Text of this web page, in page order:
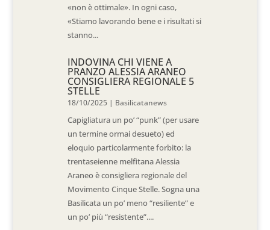
«non è ottimale». In ogni caso,
«Stiamo lavorando bene e i risultati si
stanno...
INDOVINA CHI VIENE A
PRANZO ALESSIA ARANEO
CONSIGLIERA REGIONALE 5
STELLE
18/10/2025 | Basilicatanews
Capigliatura un po’ “punk” (per usare
un termine ormai desueto) ed
eloquio particolarmente forbito: la
trentaseienne melfitana Alessia
Araneo è consigliera regionale del
Movimento Cinque Stelle. Sogna una
Basilicata un po’ meno “resiliente” e
un po’ più “resistente”....